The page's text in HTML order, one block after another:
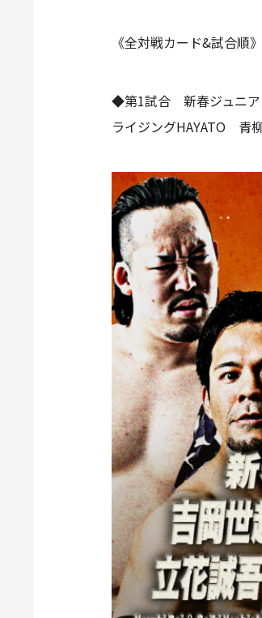
《全対戦カード&試合順》
◆第1試合 新春ジュニア
ライジングHAYATO